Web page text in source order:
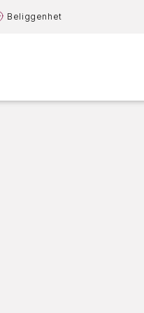
Beliggenhet